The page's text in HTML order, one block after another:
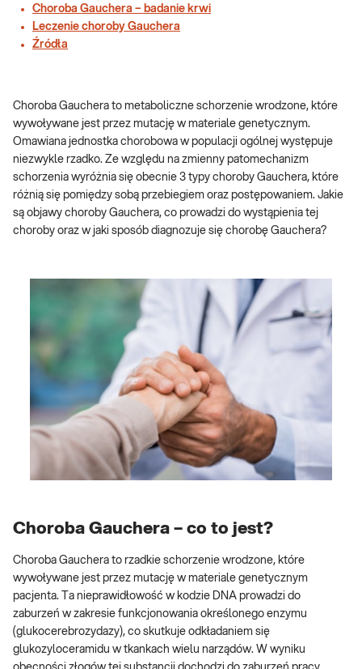
Choroba Gauchera – badanie krwi
Leczenie choroby Gauchera
Źródła
Choroba Gauchera to metaboliczne schorzenie wrodzone, które
wywoływane jest przez mutację w materiale genetycznym.
Omawiana jednostka chorobowa w populacji ogólnej występuje
niezwykle rzadko. Ze względu na zmienny patomechanizm
schorzenia wyróżnia się obecnie 3 typy choroby Gauchera, które
różnią się pomiędzy sobą przebiegiem oraz postępowaniem. Jakie
są objawy choroby Gauchera, co prowadzi do wystąpienia tej
choroby oraz w jaki sposób diagnozuje się chorobę Gauchera?
Choroba Gauchera – co to jest?
Choroba Gauchera to rzadkie schorzenie wrodzone, które
wywoływane jest przez mutację w materiale genetycznym
pacjenta. Ta nieprawidłowość w kodzie DNA prowadzi do
zaburzeń w zakresie funkcjonowania określonego enzymu
(glukocerebrozydazy), co skutkuje odkładaniem się
glukozyloceramidu w tkankach wielu narządów. W wyniku